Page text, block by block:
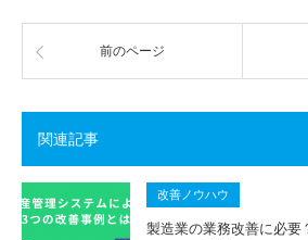
前のページ
関連記事
改善ノウハウ
製造業の業務改善に必要